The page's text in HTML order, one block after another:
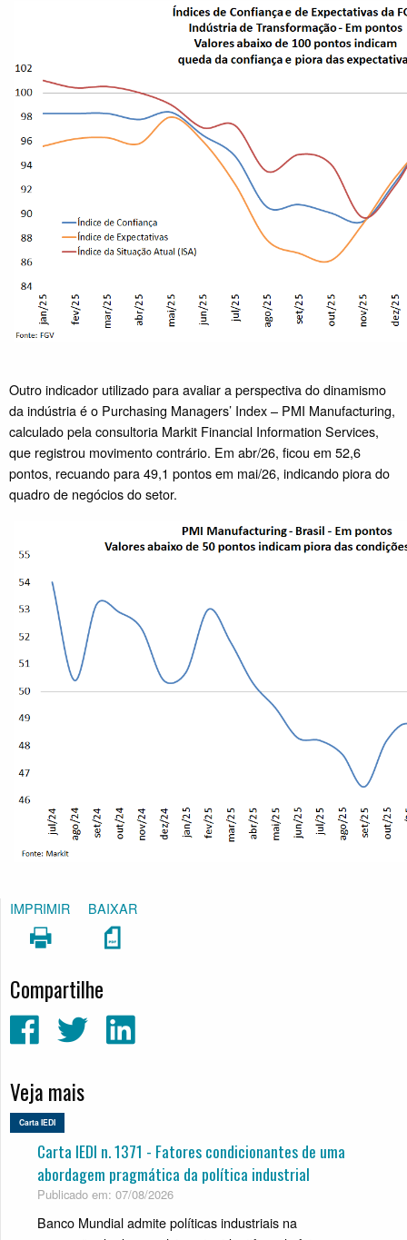
Outro indicador utilizado para avaliar a perspectiva do dinamismo
da indústria é o Purchasing Managers’ Index – PMI Manufacturing,
calculado pela consultoria Markit Financial Information Services,
que registrou movimento contrário. Em abr/26, ficou em 52,6
pontos, recuando para 49,1 pontos em mai/26, indicando piora do
quadro de negócios do setor.
IMPRIMIR BAIXAR
Compartilhe
Veja mais
Carta IEDI
Carta IEDI n. 1371 - Fatores condicionantes de uma
abordagem pragmática da política industrial
Publicado em: 07/08/2026
Banco Mundial admite políticas industriais na